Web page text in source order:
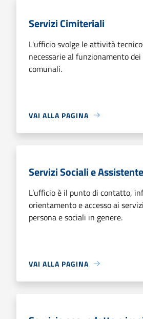
Servizi Cimiteriali
L'ufficio svolge le attività
necessarie al funzionamento
comunali.
VAI ALLA PAGINA
Servizi Sociali e
L’ufficio è il punto di contatto,
orientamento e accesso ai
persona e sociali in genere.
VAI ALLA PAGINA